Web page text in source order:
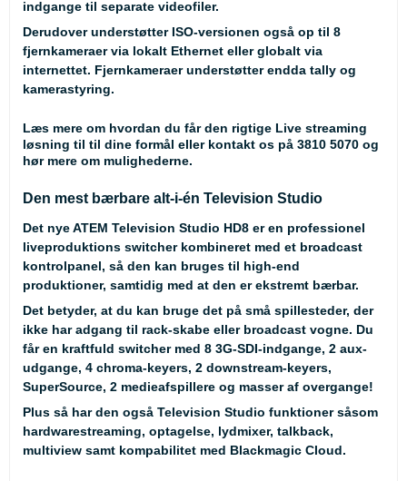
indgange til separate videofiler.
Derudover understøtter ISO-versionen også op til 8
fjernkameraer via lokalt Ethernet eller globalt via
internettet. Fjernkameraer understøtter endda tally og
kamerastyring.
Læs mere om hvordan du får den rigtige Live streaming
løsning til til dine formål eller kontakt os på 3810 5070 og
hør mere om mulighederne.
Den mest bærbare alt-i-én Television Studio
Det nye ATEM Television Studio HD8 er en professionel
liveproduktions switcher kombineret med et broadcast
kontrolpanel, så den kan bruges til high-end
produktioner, samtidig med at den er ekstremt bærbar.
Det betyder, at du kan bruge det på små spillesteder, der
ikke har adgang til rack-skabe eller broadcast vogne. Du
får en kraftfuld switcher med 8 3G-SDI-indgange, 2 aux-
udgange, 4 chroma-keyers, 2 downstream-keyers,
SuperSource, 2 medieafspillere og masser af overgange!
Plus så har den også Television Studio funktioner såsom
hardwarestreaming, optagelse, lydmixer, talkback,
multiview samt kompabilitet med Blackmagic Cloud.